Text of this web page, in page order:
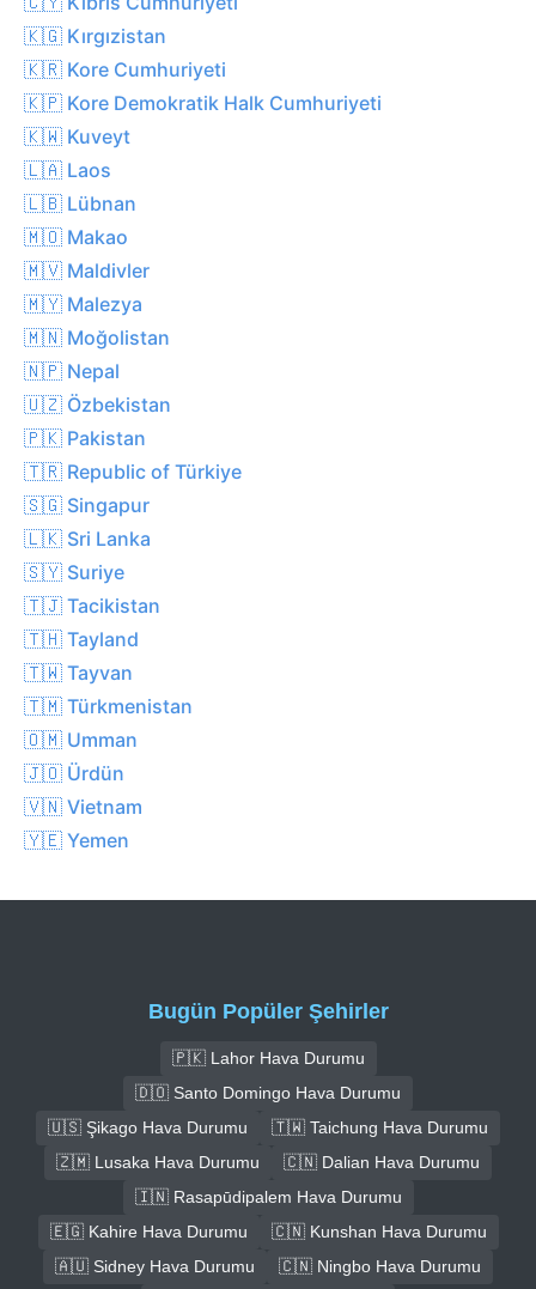
🇰🇬 Kırgızistan
🇰🇷 Kore Cumhuriyeti
🇰🇵 Kore Demokratik Halk Cumhuriyeti
🇰🇼 Kuveyt
🇱🇦 Laos
🇱🇧 Lübnan
🇲🇴 Makao
🇲🇻 Maldivler
🇲🇾 Malezya
🇲🇳 Moğolistan
🇳🇵 Nepal
🇺🇿 Özbekistan
🇵🇰 Pakistan
🇹🇷 Republic of Türkiye
🇸🇬 Singapur
🇱🇰 Sri Lanka
🇸🇾 Suriye
🇹🇯 Tacikistan
🇹🇭 Tayland
🇹🇼 Tayvan
🇹🇲 Türkmenistan
🇴🇲 Umman
🇯🇴 Ürdün
🇻🇳 Vietnam
🇾🇪 Yemen
Bugün Popüler Şehirler
🇵🇰 Lahor Hava Durumu
🇩🇴 Santo Domingo Hava Durumu
🇺🇸 Şikago Hava Durumu
🇹🇼 Taichung Hava Durumu
🇿🇲 Lusaka Hava Durumu
🇨🇳 Dalian Hava Durumu
🇮🇳 Rasapūdipalem Hava Durumu
🇪🇬 Kahire Hava Durumu
🇨🇳 Kunshan Hava Durumu
🇦🇺 Sidney Hava Durumu
🇨🇳 Ningbo Hava Durumu